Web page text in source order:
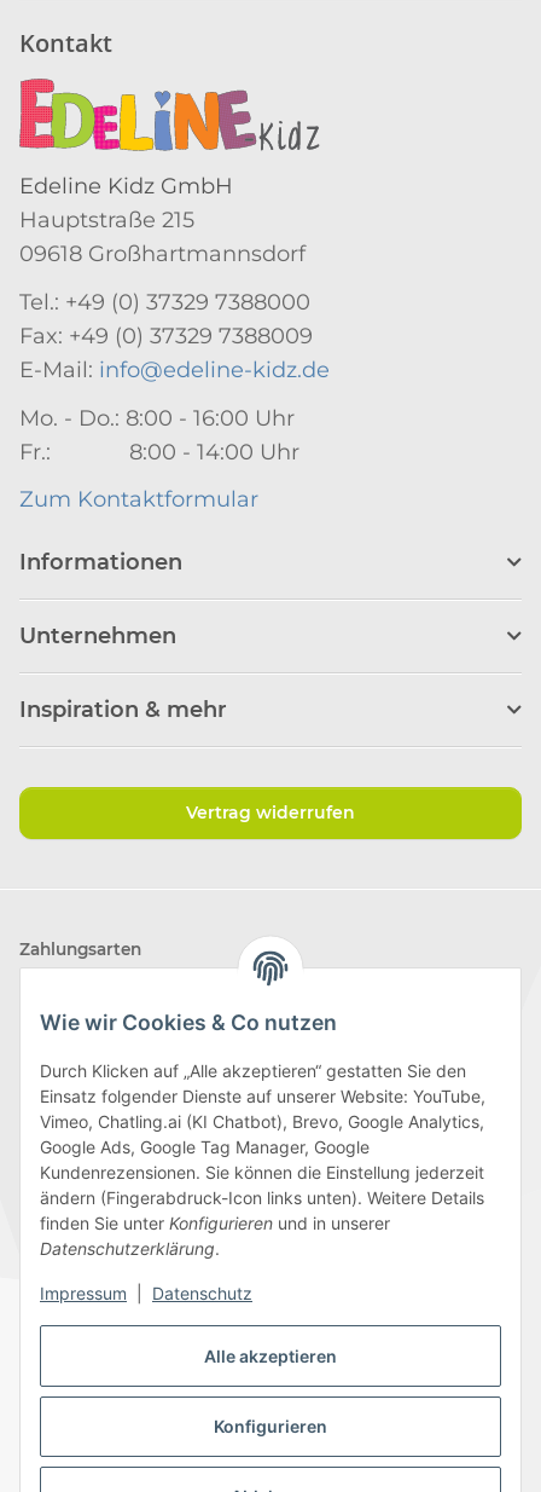
Alle akzeptieren
Konfigurieren
Wie wir Cookies & Co nutzen
Durch Klicken auf „Alle akzeptieren“ gestatten Sie den
Einsatz folgender Dienste auf unserer Website: YouTube,
Vimeo, Chatling.ai (KI Chatbot), Brevo, Google Analytics,
Google Ads, Google Tag Manager, Google
Kundenrezensionen. Sie können die Einstellung jederzeit
ändern (Fingerabdruck-Icon links unten). Weitere Details
finden Sie unter Konfigurieren und in unserer
Datenschutzerklärung.
Impressum Datenschutz
Kontakt
Edeline Kidz GmbH
Hauptstraße 215
09618 Großhartmannsdorf
Tel.: +49 (0) 37329 7388000
Fax: +49 (0) 37329 7388009
E-Mail: info@edeline-kidz.de
Mo. - Do.: 8:00 - 16:00 Uhr
Fr.: 8:00 - 14:00 Uhr
Zum Kontaktformular
Informationen
Unternehmen
Inspiration & mehr
Vertrag widerrufen
Zahlungsarten
Wir versenden mit
Folge uns
DatenschutzAGBSitemapImpressum
BatteriegesetzhinweiseWiderrufsrecht